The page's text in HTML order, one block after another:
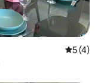
5 (4)